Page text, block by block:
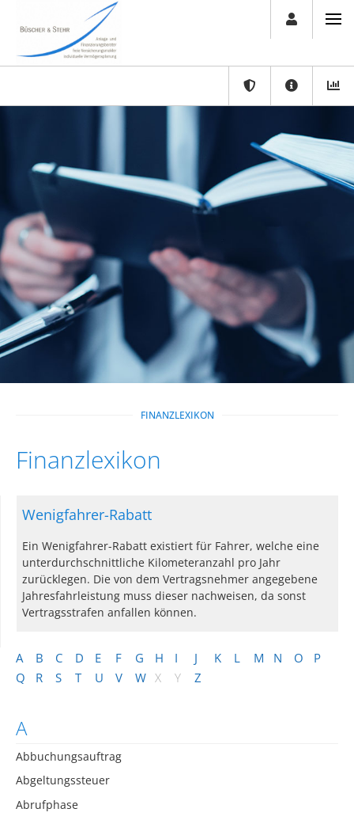
FINANZLEXIKON
Finanzlexikon
A B C D E F G H I J K L M N O
P
Q
R S T U V W X Y Z
A
Abbuchungsauftrag
Abgeltungssteuer
Abrufphase
Wenigfahrer-Rabatt
Ein Wenigfahrer-Rabatt existiert für Fahrer, welche eine
unterdurchschnittliche Kilometeranzahl pro Jahr
zurücklegen. Die von dem Vertragsnehmer angegebene
Jahresfahrleistung muss dieser nachweisen, da sonst
Vertragsstrafen anfallen können.